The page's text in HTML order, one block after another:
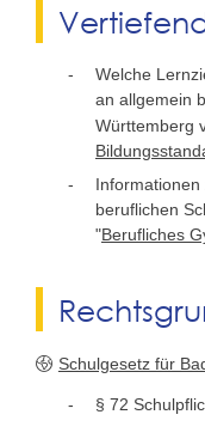
Welche
an allgemein
Württemberg
beruflichen
"Berufliches
Schulgesetz für
§ 72